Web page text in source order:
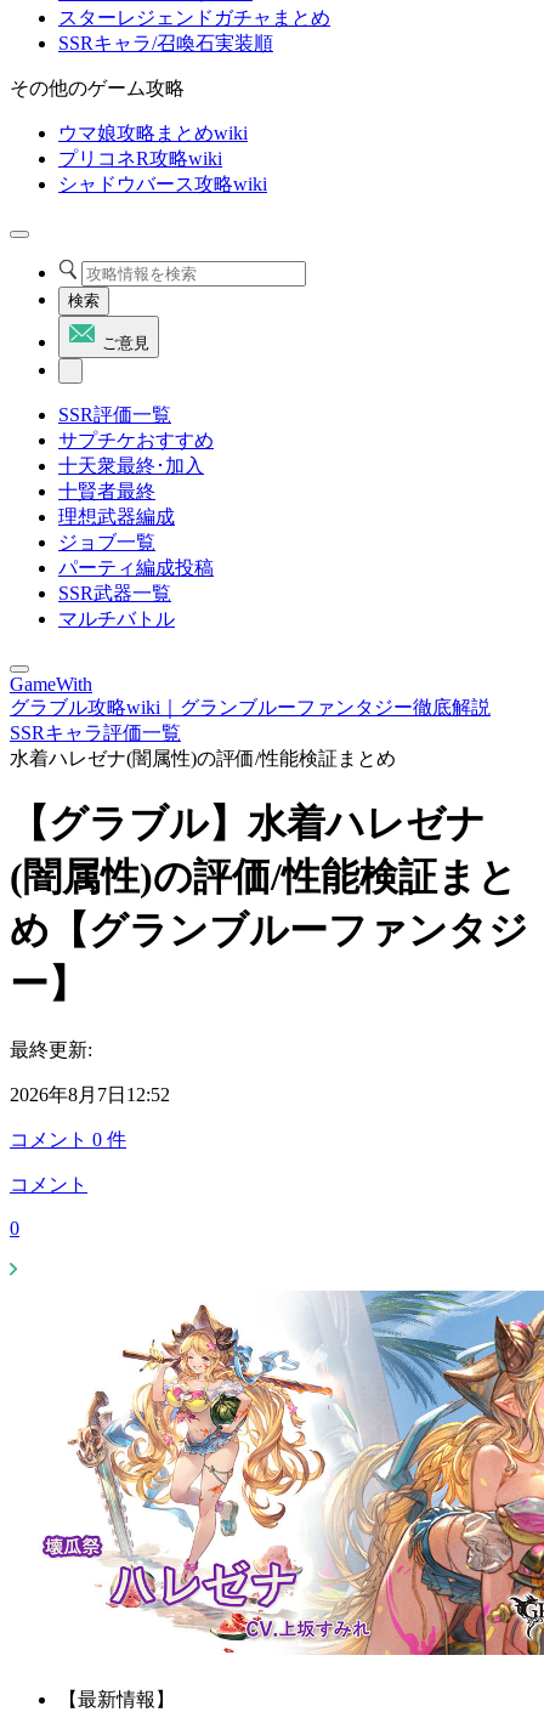
スターレジェンドガチャまとめ
SSRキャラ/召喚石実装順
その他のゲーム攻略
ウマ娘攻略まとめwiki
プリコネR攻略wiki
シャドウバース攻略wiki
検索
ご意見
SSR評価一覧
サプチケおすすめ
十天衆最終･加入
十賢者最終
理想武器編成
ジョブ一覧
パーティ編成投稿
SSR武器一覧
マルチバトル
GameWith
グラブル攻略wiki｜グランブルーファンタジー徹底解説
SSRキャラ評価一覧
水着ハレゼナ(闇属性)の評価/性能検証まとめ
【グラブル】水着ハレゼナ
(闇属性)の評価/性能検証まと
め【グランブルーファンタジ
ー】
最終更新:
2026年8月7日12:52
コメント 0 件
コメント
0
【最新情報】